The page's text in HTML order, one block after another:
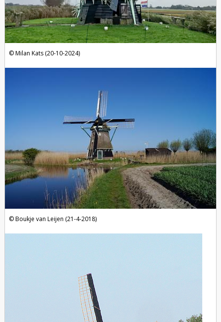
Milan Kats (20-10-2024)
Boukje van Leijen (21-4-2018)